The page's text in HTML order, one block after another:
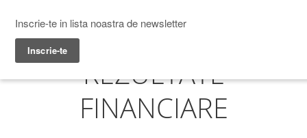
Menu
Prime Transaction
REZULTATE
FINANCIARE